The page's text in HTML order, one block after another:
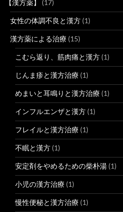
【漢方薬】 (17)
女性の体調不良と漢方 (1)
漢方薬による治療 (15)
こむら返り、筋肉痛と漢方 (1)
じんま疹と漢方治療 (1)
めまいと耳鳴りと漢方治療 (1)
インフルエンザと漢方 (1)
フレイルと漢方治療 (1)
不眠と漢方 (1)
安定剤をやめるための柴朴湯 (1)
小児の漢方治療 (1)
慢性便秘と漢方治療 (1)